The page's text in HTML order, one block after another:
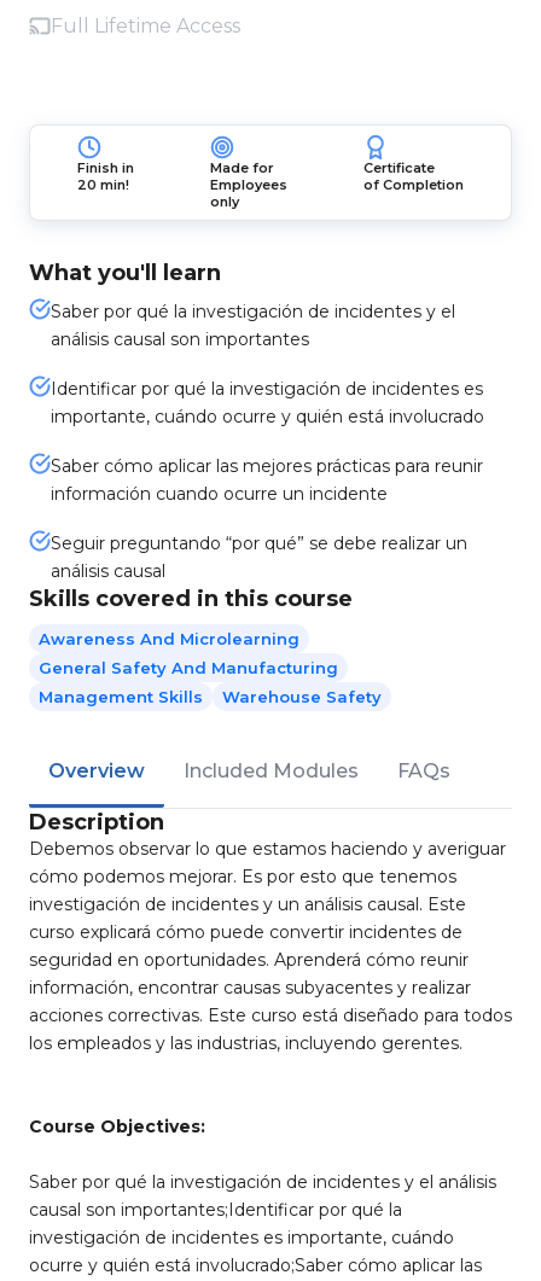
Full Lifetime Access
Finish in
20 min!
Made for
Employees
only
Certificate
of Completion
What you'll learn
Saber por qué la investigación de incidentes y el
análisis causal son importantes
Identificar por qué la investigación de incidentes es
importante, cuándo ocurre y quién está involucrado
Saber cómo aplicar las mejores prácticas para reunir
información cuando ocurre un incidente
Seguir preguntando “por qué” se debe realizar un
análisis causal
Skills covered in this course
Awareness And Microlearning
General Safety And Manufacturing
Management Skills
Warehouse Safety
Overview Included Modules FAQs
Description
Debemos observar lo que estamos haciendo y averiguar
cómo podemos mejorar. Es por esto que tenemos
investigación de incidentes y un análisis causal. Este
curso explicará cómo puede convertir incidentes de
seguridad en oportunidades. Aprenderá cómo reunir
información, encontrar causas subyacentes y realizar
acciones correctivas. Este curso está diseñado para todos
los empleados y las industrias, incluyendo gerentes.
Course Objectives:
Saber por qué la investigación de incidentes y el análisis
causal son importantes;Identificar por qué la
investigación de incidentes es importante, cuándo
ocurre y quién está involucrado;Saber cómo aplicar las